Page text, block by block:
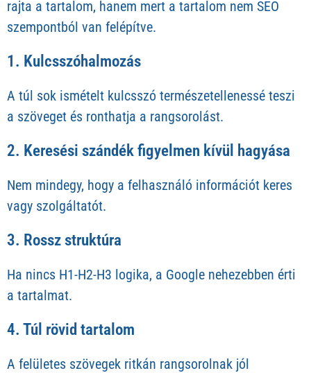
rajta a tartalom, hanem mert a tartalom nem SEO
szempontból van felépítve.
1. Kulcsszóhalmozás
A túl sok ismételt kulcsszó természetellenessé teszi
a szöveget és ronthatja a rangsorolást.
2. Keresési szándék figyelmen kívül hagyása
Nem mindegy, hogy a felhasználó információt keres
vagy szolgáltatót.
3. Rossz struktúra
Ha nincs H1-H2-H3 logika, a Google nehezebben érti
a tartalmat.
4. Túl rövid tartalom
A felületes szövegek ritkán rangsorolnak jól